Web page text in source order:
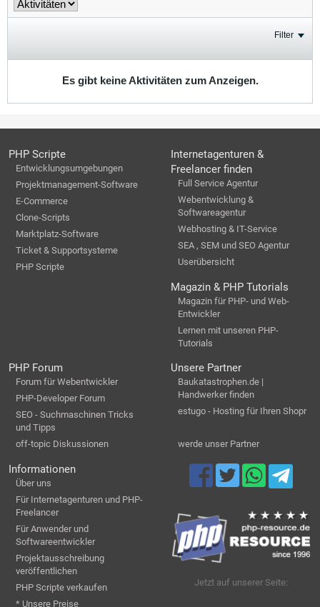
Filter
Es gibt keine Aktivitäten zum Anzeigen.
PHP Scripte
Entwicklungsumgebungen
Projektmanagement-Software
E-Commerce
Clone-Scripts
Marktplatz-Software
Ticket & Supportsysteme
PHP Scripte
Internetagenturen &
Freelancer finden
Full Service Agentur
Webentwicklung &
Softwareagentur
Webhosting & IT-Service
SEA , SEM und SEO Agentur
Userübersicht
Magazin & PHP Tutorials
Magazin für PHP- und Web-
Entwickler
Lernen mit unseren PHP-
Tutorials
PHP Forum
Forum für Webentwickler
PHP-Developer Forum
SEO - Suchmaschinen Tricks
und Tipps
off-topic Diskussionen
Unsere Partner
Baukatastrophen.de |
Handwerker finden
estugo - Hosting für Ihren Shopr
werde unser Partner
Informationen
Über uns
Für Internetagenturen und PHP-
Freelancer
Für Anwender und
Softwareentwickler
Projektausschreibung
veröffentlichen
PHP Scripte verkaufen
* Unsere Preise
Jetzt auf unserer Seite: